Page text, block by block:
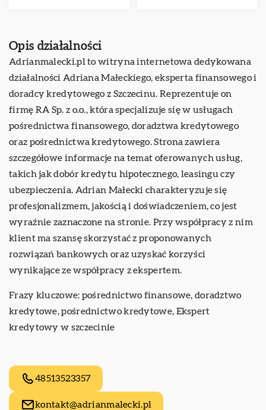
Opis działalności
Adrianmalecki.pl to witryna internetowa dedykowana
działalności Adriana Małeckiego, eksperta finansowego i
doradcy kredytowego z Szczecinu. Reprezentuje on
firmę RA Sp. z o.o., która specjalizuje się w usługach
pośrednictwa finansowego, doradztwa kredytowego
oraz pośrednictwa kredytowego. Strona zawiera
szczegółowe informacje na temat oferowanych usług,
takich jak dobór kredytu hipotecznego, leasingu czy
ubezpieczenia. Adrian Małecki charakteryzuje się
profesjonalizmem, jakością i doświadczeniem, co jest
wyraźnie zaznaczone na stronie. Przy współpracy z nim
klient ma szansę skorzystać z proponowanych
rozwiązań bankowych oraz uzyskać korzyści
wynikające ze współpracy z ekspertem.
Frazy kluczowe: pośrednictwo finansowe, doradztwo
kredytowe, pośrednictwo kredytowe, Ekspert
kredytowy w szczecinie
48513523357
kontakt@adrianmalecki.pl